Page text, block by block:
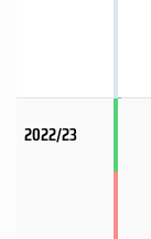
2022/23